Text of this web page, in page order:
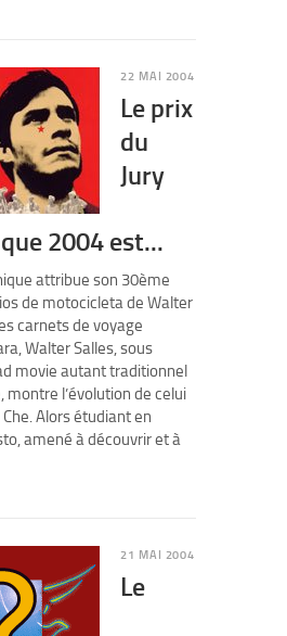
22 MAI 2004
Le prix
du
Jury
2004 est...
attribue son 30ème
de motocicleta de Walter
carnets de voyage
Walter Salles, sous
movie autant traditionnel
montre l’évolution de celui
Alors étudiant en
amené à découvrir et à
21 MAI 2004
Le